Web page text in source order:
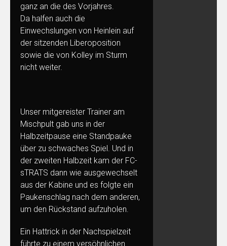
ganz an die des Vorjahres.
Da halfen auch die
Einwechslungen von Heinlein auf
der sitzenden Liberoposition
sowie die von Kolley im Sturm
nicht weiter.
Unser mitgereister Trainer am
Mischpult gab uns in der
Halbzeitpause eine Standpauke
über zu schwaches Spiel. Und in
der zweiten Halbzeit kam der FC-
sTRATS dann wie ausgewechselt
aus der Kabine und es folgte ein
Paukenschlag nach dem anderen,
um den Rückstand aufzuholen.
Ein Hattrick in der Nachspielzeit
führte zu einem versöhnlichen